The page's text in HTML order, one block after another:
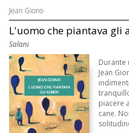
Jean Giono
L'uomo che piantava gli
Salani
Durante
Jean
piacere
cane.